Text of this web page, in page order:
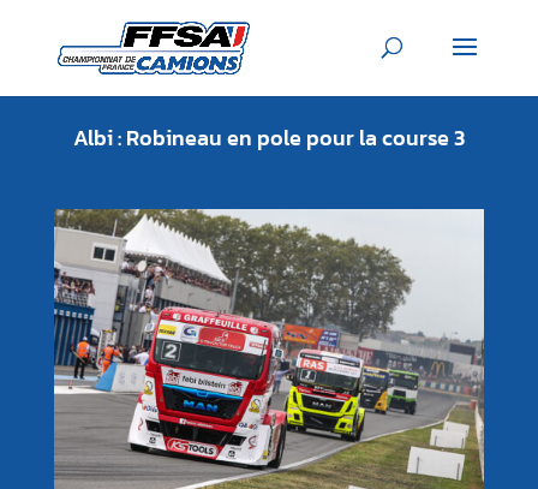
Albi : Robineau en pole pour la course 3